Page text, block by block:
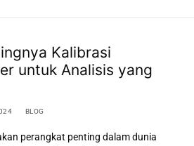
Kalibrasi
untuk Analisis yang
BLOG
perangkat penting dalam dunia